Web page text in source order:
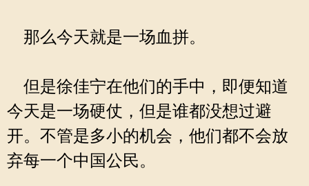
那么今天就是一场血拼。
但是徐佳宁在他们的手中，即便知道
今天是一场硬仗，但是谁都没想过避
开。不管是多小的机会，他们都不会放
弃每一个中国公民。